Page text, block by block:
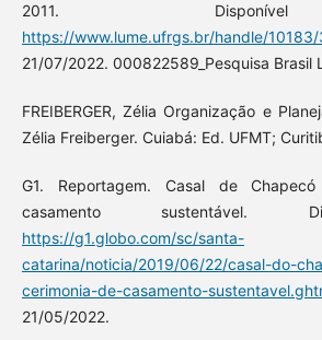
2011.
https://www.lume.ufrgs.br/handle/
21/07/2022. 000822589_Pesquisa Brasil
FREIBERGER, Zélia Organização e
Zélia Freiberger. Cuiabá: Ed. UFMT;
G1. Reportagem. Casal de
casamento sustentável.
https://g1.globo.com/sc/santa-
catarina/noticia/2019/06/22/casal-do-
cerimonia-de-casamento-
21/05/2022.